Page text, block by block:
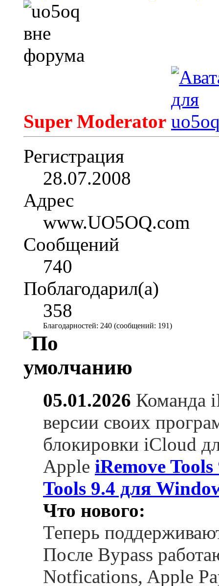
Super Moderator
Регистрация
28.07.2008
Адрес
www.UO5OQ.com
Сообщений
740
Поблагодарил(а)
358
Благодарностей: 240 (сообщений: 191)
05.01.2026 Команда
версии своих
блокировки iCloud
Apple iRemove
Tools 9.4 для
Что нового:
Теперь
После Bypass
Notfications, Apple